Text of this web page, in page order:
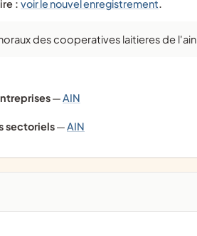
: voir le nouvel enregistrement.
des cooperatives laitieres de l'ain
—AIN
sectoriels—AIN